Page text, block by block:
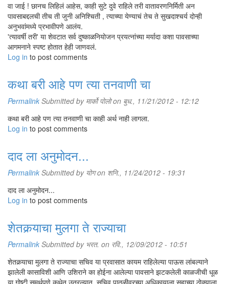
वा जाई ! छानच लिहिलं आहेस, काही सुटे दुवे राहिले तरी वातावरणनिर्मिती अन
पावसाबद्दलची तीच ती जुनी अनिश्चिती , त्याच्या येण्याचं तेच ते सुखदाश्चर्य दोन्ही
अनुभवांमध्ये प्रभावीपणे आलंय.
'त्यावर्षी तरी' या शेवटात सर्व दुष्काळनियोजन प्रयत्नांच्या मर्यादा कशा पावसाच्या
आगमनाने स्पष्ट होतात हेही जाणवलं.
Log in to post comments
कथा बरी आहे पण त्या तनवाणी चा
Permalink Submitted by मार्को पोलोon बुध., 11/21/2012 - 12:12
कथा बरी आहे पण त्या तनवाणी चा काही अर्थ नाही लागला.
Log in to post comments
दाद ला अनुमोदन...
Permalink Submitted by योगon शनि., 11/24/2012 - 19:31
दाद ला अनुमोदन...
Log in to post comments
शेतकर्‍याचा मुलगा ते राज्याचा
Permalink Submitted by भरत. on रवि., 12/09/2012 - 10:51
शेतकर्‍याचा मुलगा ते राज्याचा सचिव या प्रवासात कायम राहिलेल्या पाऊस लांबल्याने
झालेली कासाविशी आणि उशिराने का होईना आलेल्या पावसाने झटकलेली काळजीची धूळ
या गोष्टी समर्थपणे कथेत उतरल्यात. सचिव पातळीवरच्या अधिकार्‍याला सहाच्या ठोक्याला